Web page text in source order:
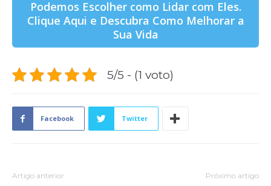
Podemos Escolher como Lidar com Eles.
Clique Aqui e Descubra Como Melhorar a
Sua Vida
5/5 - (1 voto)
Facebook Twitter
Artigo anterior Próximo artigo